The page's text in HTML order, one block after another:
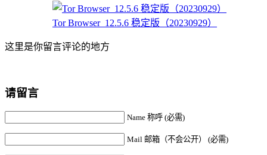
Tor Browser_12.5.6 稳定版（20230929）
这里是你留言评论的地方
请留言
Name 称呼 (必需)
Mail 邮箱（不会公开） (必需)